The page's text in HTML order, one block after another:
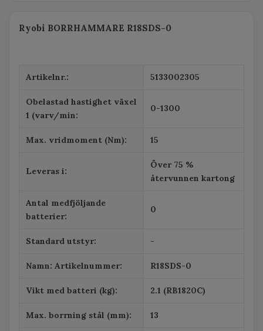
Ryobi BORRHAMMARE R18SDS-0
Artikelnr.: 5133002305
Obelastad hastighet växel
1 (varv/min:
0-1300
Max. vridmoment (Nm): 15
Leveras i:
Över 75 %
återvunnen kartong
Antal medfjöljande
batterier:
0
Standard utstyr: -
Namn: Artikelnummer: R18SDS-0
Vikt med batteri (kg): 2.1 (RB1820C)
Max. borrning stål (mm): 13